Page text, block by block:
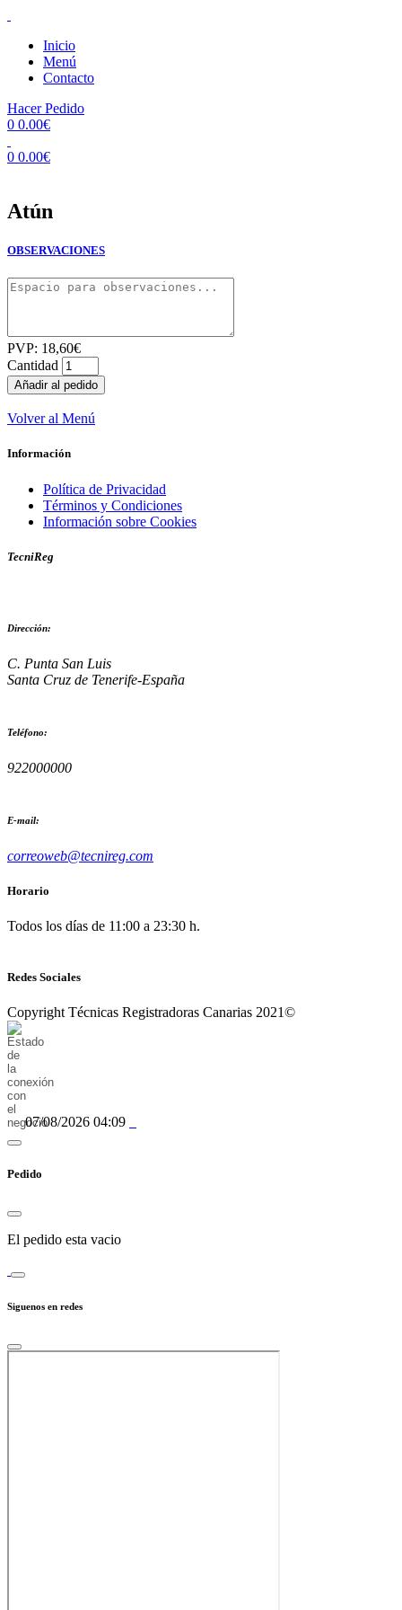
Inicio
Menú
Contacto
Hacer Pedido
0 0.00€
0 0.00€
Atún
OBSERVACIONES
PVP: 18,60€
Cantidad
Volver al Menú
Información
Política de Privacidad
Términos y Condiciones
Información sobre Cookies
TecniReg
Dirección:
C. Punta San Luis
Santa Cruz de Tenerife-España
Teléfono:
922000000
E-mail:
correoweb@tecnireg.com
Horario
Todos los días de 11:00 a 23:30 h.
Redes Sociales
Copyright Técnicas Registradoras Canarias 2021©
07/08/2026 04:09
Pedido
El pedido esta vacio
Siguenos en redes